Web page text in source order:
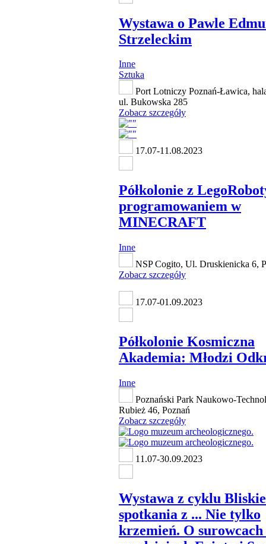
Wystawa o Pawle
Strzeleckim
Inne
Sztuka
Port Lotniczy Poznań-Ławica,
ul. Bukowska 285
Zobacz szczegóły
17.07-11.08.2023
Półkolonie z
programowaniem w
MINECRAFT
Inne
NSP Cogito, Ul. Druskienicka 6,
Zobacz szczegóły
17.07-01.09.2023
Półkolonie Kosmiczna
Akademia: Młodzi
Inne
Poznański Park Naukowo-
Rubież 46, Poznań
Zobacz szczegóły
11.07-30.09.2023
Wystawa z cyklu Bliskie
spotkania z ... Nie tylko
krzemień. O surowcach